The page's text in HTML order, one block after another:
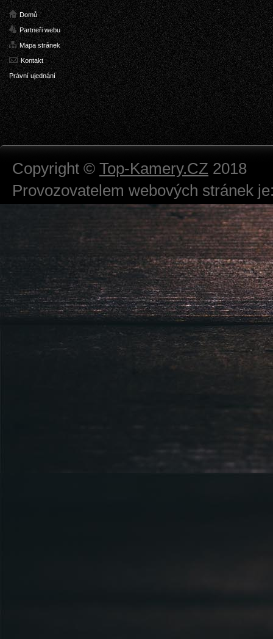
Domů
Partneři webu
Mapa stránek
Kontakt
Právní ujednání
Copyright © Top-Kamery.CZ 2018
Provozovatelem webových stránek
Právnická osoba podnikající dle
Městský soud v Praze spisová
Sídlem: Zbraslavská 55/5a, Praha 5